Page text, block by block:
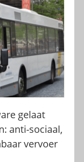
gelaat
anti-sociaal,
vervoer